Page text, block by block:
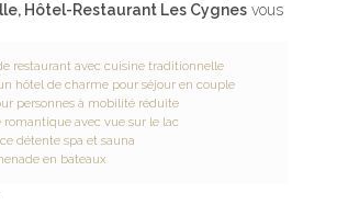
Hôtel-Restaurant Les Cygnes vous
restaurant avec cuisine traditionnelle
hôtel de charme pour séjour en couple
personnes à mobilité réduite
avec vue sur le lac
détente spa et sauna
en bateaux